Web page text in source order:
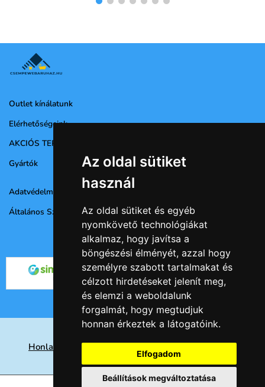
Az oldal sütiket
használ
Az oldal sütiket és egyéb
nyomkövető technológiákat
alkalmaz, hogy javítsa a
böngészési élményét, azzal hogy
személyre szabott tartalmakat és
célzott hirdetéseket jelenít meg,
és elemzi a weboldalunk
forgalmát, hogy megtudjuk
honnan érkeztek a látogatóink.
Elfogadom
Beállítások megváltoztatása
Outlet kínálatunk
Elérhetőségeink
AKCIÓS TERMÉKEK
Gyártók
Adatvédelmi nyilatkozat
Általános Szerződési Feltételek
Honlap készités Nyíregyházán, keresőoptimalizálás
eredményesen
© 2026 -Csempe webáruház